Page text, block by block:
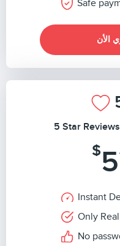
Safe
الأن
5 Star
$5
Instant
Only
No